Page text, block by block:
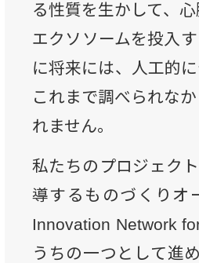
る性質を生かして、
エクソソームを投入
に将来には、人工的
これまで調べられな
れません。
私たちのプロジェク
導するものづくりオ
Innovation Network
うちの一つとして進